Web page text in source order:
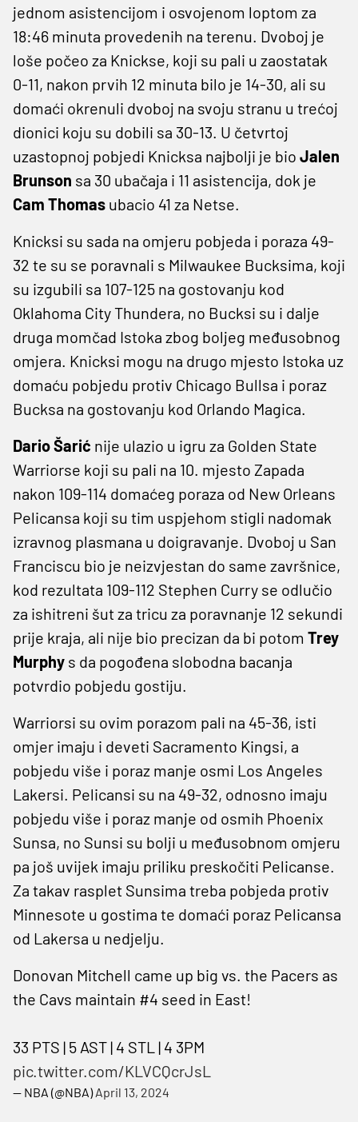
jednom asistencijom i osvojenom loptom za
18:46 minuta provedenih na terenu. Dvoboj je
loše počeo za Knickse, koji su pali u zaostatak
0-11, nakon prvih 12 minuta bilo je 14-30, ali su
domaći okrenuli dvoboj na svoju stranu u trećoj
dionici koju su dobili sa 30-13. U četvrtoj
uzastopnoj pobjedi Knicksa najbolji je bio Jalen
Brunson sa 30 ubačaja i 11 asistencija, dok je
Cam Thomas ubacio 41 za Netse.
Knicksi su sada na omjeru pobjeda i poraza 49-
32 te su se poravnali s Milwaukee Bucksima, koji
su izgubili sa 107-125 na gostovanju kod
Oklahoma City Thundera, no Bucksi su i dalje
druga momčad Istoka zbog boljeg međusobnog
omjera. Knicksi mogu na drugo mjesto Istoka uz
domaću pobjedu protiv Chicago Bullsa i poraz
Bucksa na gostovanju kod Orlando Magica.
Dario Šarić nije ulazio u igru za Golden State
Warriorse koji su pali na 10. mjesto Zapada
nakon 109-114 domaćeg poraza od New Orleans
Pelicansa koji su tim uspjehom stigli nadomak
izravnog plasmana u doigravanje. Dvoboj u San
Franciscu bio je neizvjestan do same završnice,
kod rezultata 109-112 Stephen Curry se odlučio
za ishitreni šut za tricu za poravnanje 12 sekundi
prije kraja, ali nije bio precizan da bi potom Trey
Murphy s da pogođena slobodna bacanja
potvrdio pobjedu gostiju.
Warriorsi su ovim porazom pali na 45-36, isti
omjer imaju i deveti Sacramento Kingsi, a
pobjedu više i poraz manje osmi Los Angeles
Lakersi. Pelicansi su na 49-32, odnosno imaju
pobjedu više i poraz manje od osmih Phoenix
Sunsa, no Sunsi su bolji u međusobnom omjeru
pa još uvijek imaju priliku preskočiti Pelicanse.
Za takav rasplet Sunsima treba pobjeda protiv
Minnesote u gostima te domaći poraz Pelicansa
od Lakersa u nedjelju.
Donovan Mitchell came up big vs. the Pacers as
the Cavs maintain #4 seed in East!
33 PTS | 5 AST | 4 STL | 4 3PM
pic.twitter.com/KLVCQcrJsL
— NBA (@NBA)April 13, 2024